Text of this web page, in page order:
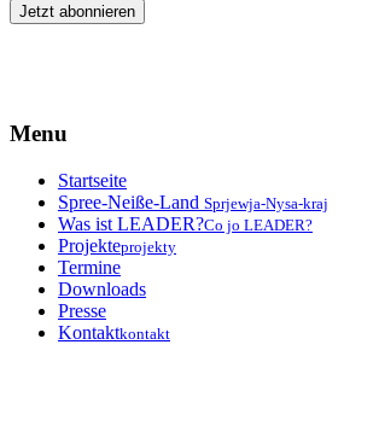
Menu
Startseite
Spree-Neiße-Land Sprjewja-Nysa-kraj
Was ist LEADER?Co jo LEADER?
Projekteprojekty
Termine
Downloads
Presse
Kontaktkontakt